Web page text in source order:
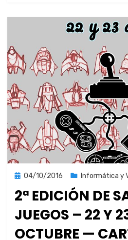
Publicada
04/10/2016 Informática y
2ª EDICIÓN DE
JUEGOS – 22 Y
OCTUBRE —